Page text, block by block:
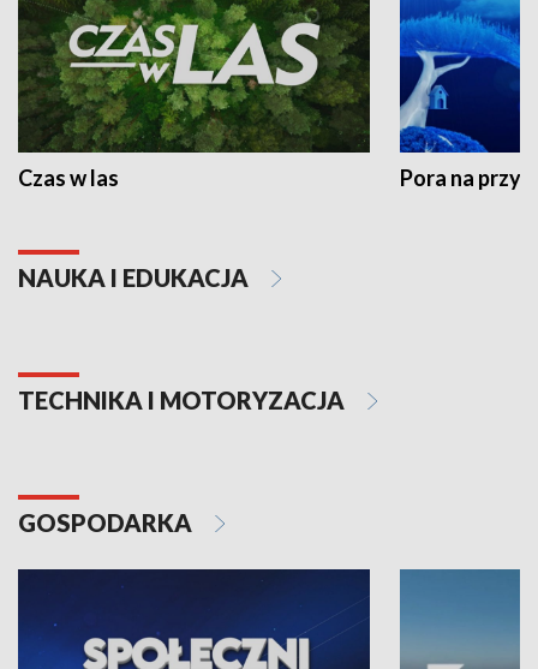
Czas w las Pora na
NAUKA I EDUKACJA
TECHNIKA I MOTORYZACJA
GOSPODARKA